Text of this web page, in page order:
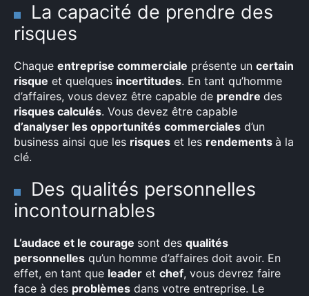
La capacité de prendre des
risques
Chaque entreprise commerciale présente un certain
risque et quelques incertitudes. En tant qu’homme
d’affaires, vous devez être capable de prendre des
risques calculés. Vous devez être capable
d’analyser les opportunités commerciales d’un
business ainsi que les risques et les rendements à la
clé.
Des qualités personnelles
incontournables
L’audace et le courage sont des qualités
personnelles qu’un homme d’affaires doit avoir. En
effet, en tant que leader et chef, vous devrez faire
face à des problèmes dans votre entreprise. Le